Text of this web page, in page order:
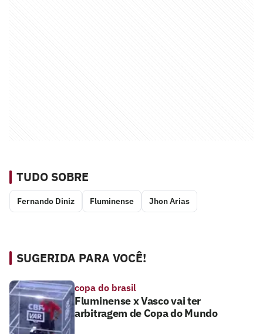
TUDO SOBRE
Fernando Diniz Fluminense Jhon Arias
SUGERIDA PARA VOCÊ!
copa do brasil
Fluminense x Vasco vai ter
arbitragem de Copa do Mundo